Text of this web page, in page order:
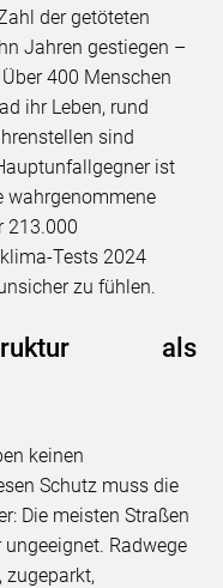
der getöteten
Jahren gestiegen –
400 Menschen
ihr Leben, rund
sind
ist
wahrgenommene
213.000
Tests 2024
zu fühlen.
als
keinen
Schutz muss die
Die meisten Straßen
Radwege
zugeparkt,